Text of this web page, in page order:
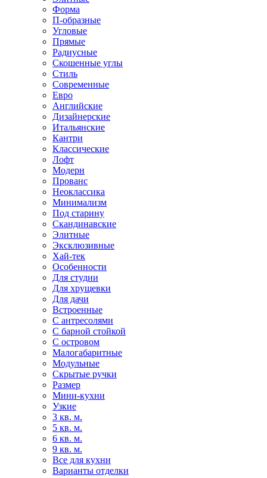
Форма
П-образные
Угловые
Прямые
Радиусные
Скошенные углы
Стиль
Современные
Евро
Английские
Дизайнерские
Итальянские
Кантри
Классические
Лофт
Модерн
Прованс
Неоклассика
Минимализм
Под старину
Скандинавские
Элитные
Эксклюзивные
Хай-тек
Особенности
Для студии
Для хрущевки
Для дачи
Встроенные
С антресолями
С барной стойкой
С островом
Малогабаритные
Модульные
Скрытые ручки
Размер
Мини-кухни
Узкие
3 кв. м.
5 кв. м.
6 кв. м.
9 кв. м.
Все для кухни
Варианты отделки